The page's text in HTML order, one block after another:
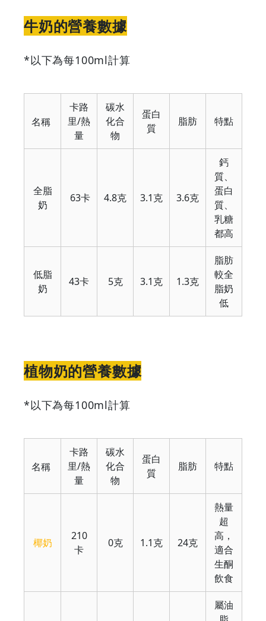
牛奶的營養數據
*以下為每100ml計算
名稱
卡路
里/熱
量
碳水
化合
物
蛋白
質
脂肪 特點
全脂
奶
63卡 4.8克 3.1克 3.6克
鈣
質、
蛋白
質、
乳糖
都高
低脂
奶
43卡 5克 3.1克 1.3克
脂肪
較全
脂奶
低
植物奶的營養數據
*以下為每100ml計算
名稱
卡路
里/熱
量
碳水
化合
物
蛋白
質
脂肪 特點
椰奶
210
卡
0克 1.1克 24克
熱量
超
高，
適合
生酮
飲食
屬油